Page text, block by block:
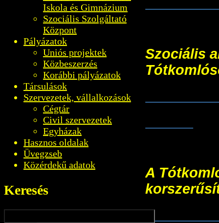
Szociális
A
TOP-
Iskola és Gimnázium
Szociális Szolgáltató
Központ
Pályázatok
Uniós projektek
Közbeszerzés
Korábbi pályázatok
Társulások
Szervezetek, vállalkozások
Cégtár
Civil szervezetek
Egyházak
Hasznos oldalak
Üvegzseb
Közérdekű adatok
Keresés